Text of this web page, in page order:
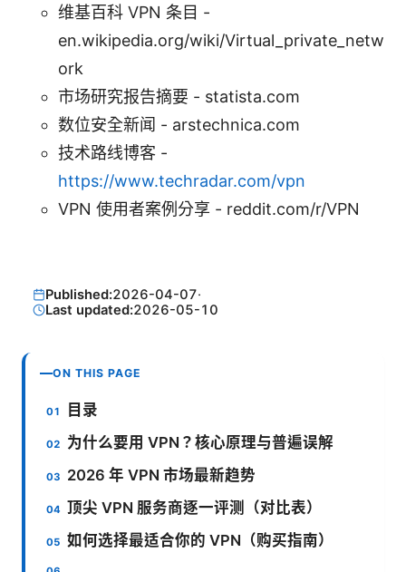
维基百科 VPN 条目 -
en.wikipedia.org/wiki/Virtual_private_netw
ork
市场研究报告摘要 - statista.com
数位安全新闻 - arstechnica.com
技术路线博客 -
https://www.techradar.com/vpn
VPN 使用者案例分享 - reddit.com/r/VPN
Published:2026-04-07·
Last updated:2026-05-10
ON THIS PAGE
目录
为什么要用 VPN？核心原理与普遍误解
2026 年 VPN 市场最新趋势
顶尖 VPN 服务商逐一评测（对比表）
如何选择最适合你的 VPN（购买指南）